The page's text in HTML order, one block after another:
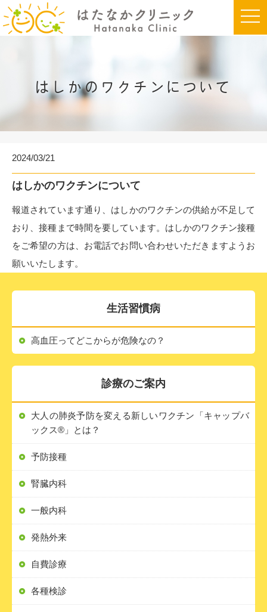
t
o
i
はしかのワクチンについて
2024/03/21
はしかのワクチンについて
報道されています通り、はしかのワクチンの供給が不足して
おり、接種まで時間を要しています。はしかのワクチン接種
をご希望の方は、お電話でお問い合わせいただきますようお
願いいたします。
診療のご案内
大人の肺炎予防を変える新しいワクチン「キャップバ
ックス®」とは？
予防接種
腎臓内科
一般内科
発熱外来
自費診療
各種検診
生活習慣病
高血圧ってどこからが危険なの？